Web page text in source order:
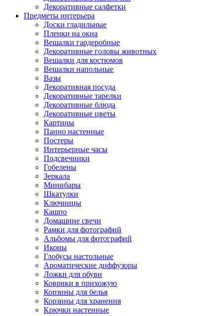
Декоративные салфетки
Предметы интерьера
Доски гладильные
Пленки на окна
Вешалки гардеробные
Декоративные головы животных
Вешалки для костюмов
Вешалки напольные
Вазы
Декоративная посуда
Декоративные тарелки
Декоративные блюда
Декоративные цветы
Картины
Панно настенные
Постеры
Интерьерные часы
Подсвечники
Гобелены
Зеркала
Минибары
Шкатулки
Ключницы
Кашпо
Домашние свечи
Рамки для фотографий
Альбомы для фотографий
Иконы
Глобусы настольные
Ароматические диффузоры
Ложки для обуви
Коврики в прихожую
Корзины для белья
Корзины для хранения
Крючки настенные